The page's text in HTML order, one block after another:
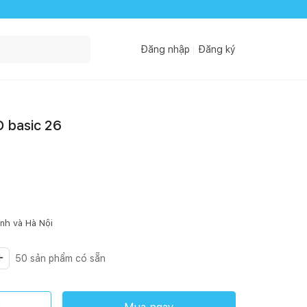
Đăng nhập Đăng ký
basic 26
và Hà Nội
50 sản phẩm có sẵn